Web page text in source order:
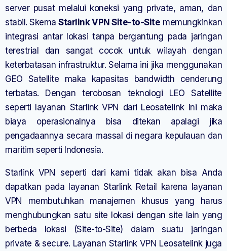
server pusat melalui koneksi yang private, aman, dan
stabil. SkemaStarlink VPN Site-to-Site memungkinkan
integrasi antar lokasi tanpa bergantung pada jaringan
terestrial dan sangat cocok untuk wilayah dengan
keterbatasan infrastruktur. Selama ini jika menggunakan
GEO Satellite maka kapasitas bandwidth cenderung
terbatas. Dengan terobosan teknologi LEO Satellite
seperti layanan Starlink VPN dari Leosatelink ini maka
biaya operasionalnya bisa ditekan apalagi jika
pengadaannya secara massal di negara kepulauan dan
maritim seperti Indonesia.
Starlink VPN seperti dari kami tidak akan bisa Anda
dapatkan pada layanan Starlink Retail karena layanan
VPN membutuhkan manajemen khusus yang harus
menghubungkan satu site lokasi dengan site lain yang
berbeda lokasi (Site-to-Site) dalam suatu jaringan
private & secure. Layanan Starlink VPN Leosatelink juga